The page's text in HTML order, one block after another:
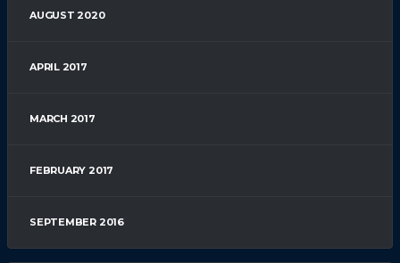
AUGUST 2020
APRIL 2017
MARCH 2017
FEBRUARY 2017
SEPTEMBER 2016